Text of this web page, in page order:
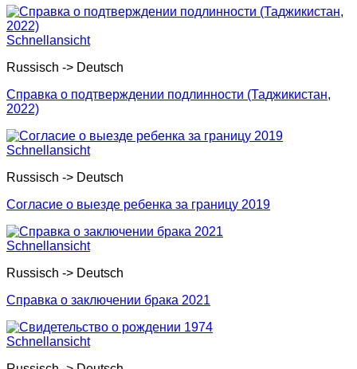
Schnellansicht
Russisch -> Deutsch
Справка о подтверждении подлинности (Таджикистан,
2022)
Schnellansicht
Russisch -> Deutsch
Согласие о выезде ребенка за границу 2019
Schnellansicht
Russisch -> Deutsch
Справка о заключении брака 2021
Schnellansicht